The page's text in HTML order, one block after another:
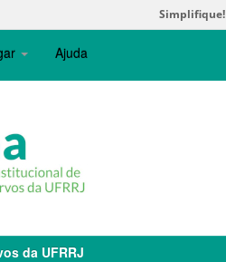
Simplifique!
Ajuda
da UFRRJ